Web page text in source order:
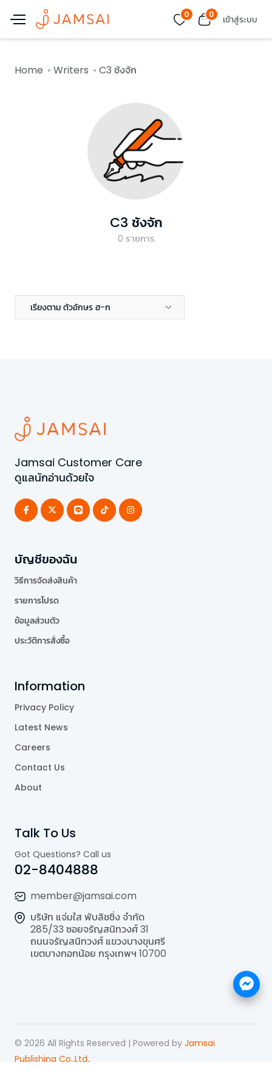
0 0 เข้าสู่ระบบ
Home Writers C3 ชังจัก
C3 ชังจัก
0 รายการ
เรียงตาม ตัวอักษร ฮ-ก
Jamsai Customer Care
ดูแลนักอ่านด้วยใจ
บัญชีของฉัน
วิธีการจัดส่งสินค้า
รายการโปรด
ข้อมูลส่วนตัว
ประวัติการสั่งซื้อ
Information
Privacy Policy
Latest News
Careers
Contact Us
About
Talk To Us
Got Questions? Call us
02-8404888
member@jamsai.com
บริษัท แจ่มใส พับลิชชิ่ง จำกัด
285/33 ซอยจรัญสนิทวงศ์ 31
ถนนจรัญสนิทวงศ์ แขวงบางขุนศรี
เขตบางกอกน้อย กรุงเทพฯ 10700
© 2026 All Rights Reserved | Powered by Jamsai
Publishing Co.,Ltd..